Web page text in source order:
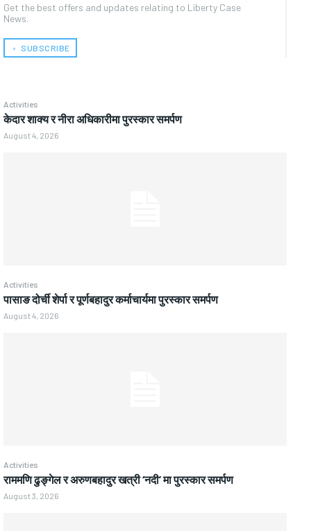
Get the best offers and updates relating to Liberty Case
News.
﹢ SUBSCRIBE
Activities
केदार शाक्य र नीरा अधिकारीमा पुरस्कार समर्पण
August 4, 2026
Activities
पासाङ दोर्ची शेर्पा र पूर्णबहादुर कर्माचार्यमा पुरस्कार समर्पण
August 4, 2026
Activities
राममणि ढुङ्गेल र अरुणबहादुर खत्री ‘नदी’ मा पुरस्कार समर्पण
August 3, 2026